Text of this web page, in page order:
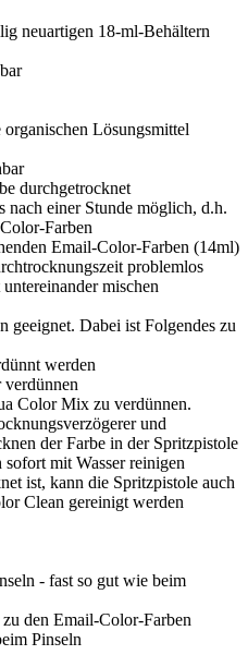
neuartigen 18-ml-Behältern
Lösungsmittel
durchgetrocknet
nach einer Stunde möglich, d.h.
Farben
Email-Color-Farben (14ml)
problemlos
mischen
geeignet. Dabei ist Folgendes zu
werden
Color Mix zu verdünnen.
und
der Farbe in der Spritzpistole
mit Wasser reinigen
ist, kann die Spritzpistole auch
Clean gereinigt werden
- fast so gut wie beim
den Email-Color-Farben
Pinseln